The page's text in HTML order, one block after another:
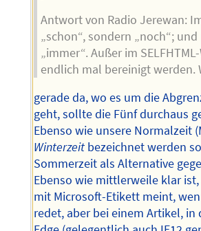
Antwort von Radio Jerewan:
„schon“, sondern „noch“;
„immer“. Außer im
endlich mal bereinigt werden.
gerade da, wo es um die
geht, sollte die Fünf durchaus
Ebenso wie unsere Normalzeit
Winterzeit bezeichnet werden
Sommerzeit als Alternative
Ebenso wie mittlerweile klar
mit Microsoft-Etikett meint,
redet, aber bei einem Artikel, in